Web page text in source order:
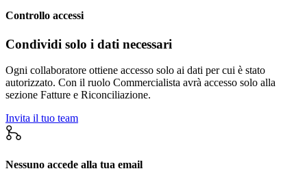
Controllo accessi
Condividi solo i dati necessari
Ogni collaboratore ottiene accesso solo ai dati per cui è stato
autorizzato. Con il ruolo Commercialista avrà accesso solo alla
sezione Fatture e Riconciliazione.
Invita il tuo team
Nessuno accede alla tua email